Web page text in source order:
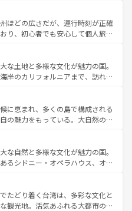
れぞれで全く異なる文化を体験で
なお、新着のフランス情報はコンテンツ一覧
してほしい。 なお、新着の
一覧を参照してほしい。
ある。また、優雅なアフタヌーン
たまらない英国パブ、サッカー観
できる体験も豊富。イギリスを旅
い。
ほどの広さだが、運行時刻が正確
り、初心者でも安心して個人旅行
や、スイスならではのユニークな
観光だけでなく町歩きも満喫する
得が高いため物価も高いが、旅行
しむこともできる。 なお、新
ンツ一覧 を参照してほしい。
な土地と多様な文化が魅力の国。
岸のカリフォルニアまで、訪れる
光、ショッピング、エンターテイ
的なスポットだ。一方、アメリカ
、グランドキャニオンやイエロー
は、音楽と美食が融合した独特の
メリカの各地域で異なる魅力を楽
と豊かな歴史を感じることができ
、新着のアメリカ
を参照してほしい。
に恵まれ、多くの島で構成される
の魅力をもっている。大自然の神
た、定番の観光地といえばオアフ
めるならマウイ島やカウアイ島が
リーンに輝く海をはじめ、豊かな
れる人々を迎えてくれるハワイの
フードやハワイアンミュージッ
など、すべてがハワイの魅力を彩
な自然と多様な文化が魅力の国。
るシドニー・オペラハウス、オー
にそびえるウルル（エアーズロッ
い原生林やケアンズの熱帯雨林な
。また、カフェやワイン、オージ
たどり着く台湾は、多彩な文化と
観光地。活気あふれる大都市の台